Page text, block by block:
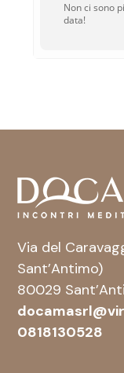
Non ci sono
data!
Via del
Sant’Antimo)
80029
0818130528